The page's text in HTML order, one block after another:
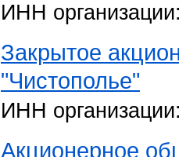
ИНН
Закрытое
"Чистополье"
ИНН
Акционерное